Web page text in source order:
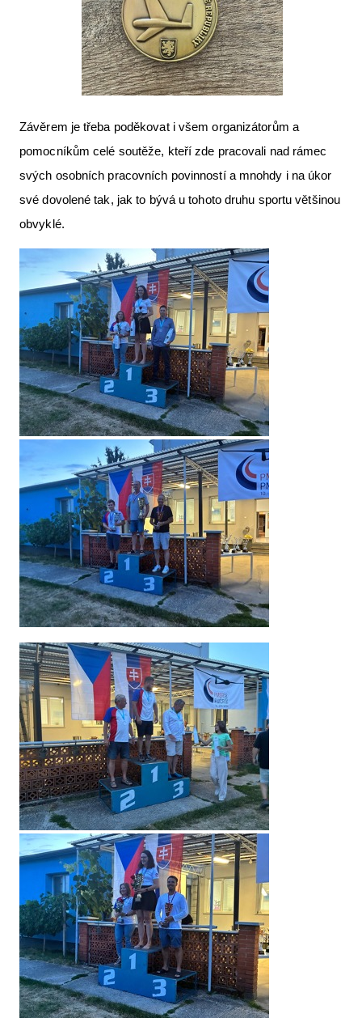
Závěrem je třeba poděkovat i všem organizátorům a
pomocníkům celé soutěže, kteří zde pracovali nad rámec
svých osobních pracovních povinností a mnohdy i na úkor
své dovolené tak, jak to bývá u tohoto druhu sportu většinou
obvyklé.